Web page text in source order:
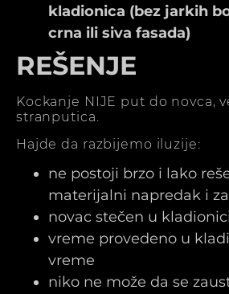
kladionica (bez jarkih
crna ili siva fasada)
REŠENJE
Kockanje NIJE put do novca,
stranputica.
Hajde da razbijemo iluzije:
ne postoji brzo i lako
materijalni napredak i
novac stečen u
vreme provedeno u
vreme
niko ne može da se